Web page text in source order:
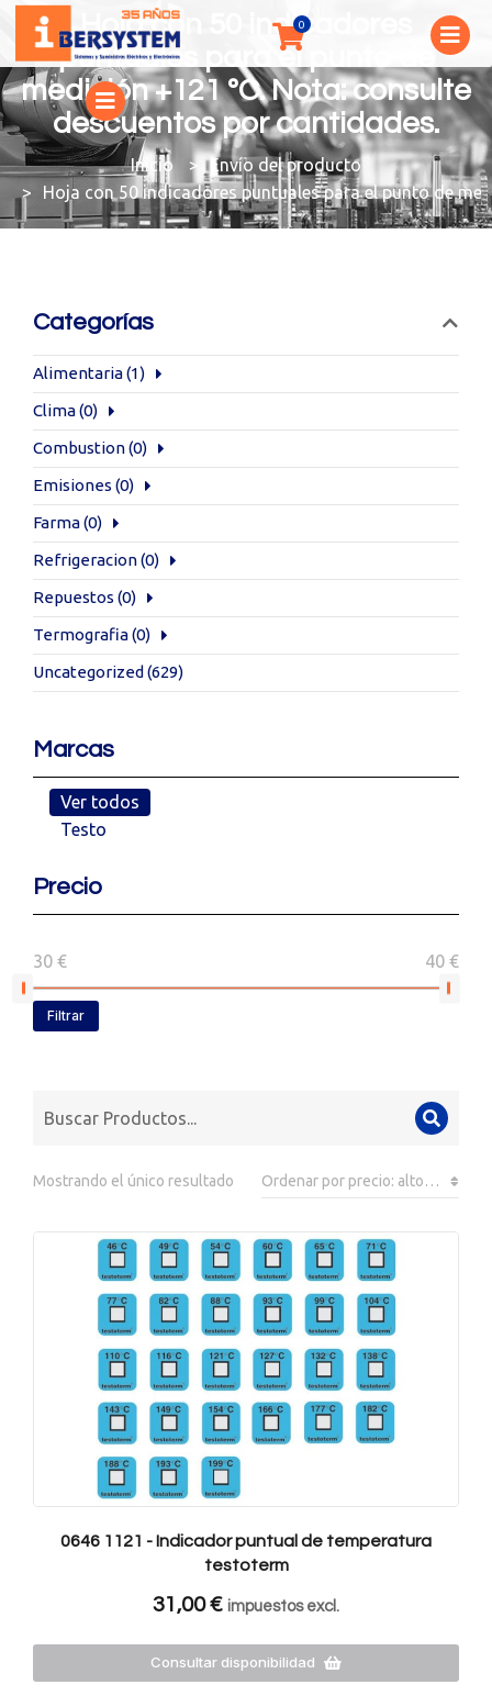
Hoja con 50 indicadores
puntuales para el punto de
medición +121 ºC. Nota: consulte
descuentos por cantidades.
You are here:
Envío del producto
Hoja con 50 indicadores puntuales para el punto de
Categorías
Alimentaria(1)
Clima(0)
Combustion(0)
Emisiones (0)
Farma(0)
Refrigeracion(0)
Repuestos (0)
Termografia(0)
Uncategorized (629)
Marcas
Ver todos
Testo
Precio
30 € 40 €
Filtrar
Mostrando el único resultado
0646 1121 - Indicador puntual de temperatura
testoterm
31,00€ impuestos excl.
Consultar disponibilidad